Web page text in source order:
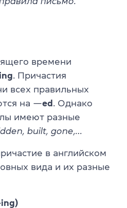
времени
. Причастия
всех правильных
на —ed
. Однако
имеют разные
built, gone,…
в английском
вида и их разные